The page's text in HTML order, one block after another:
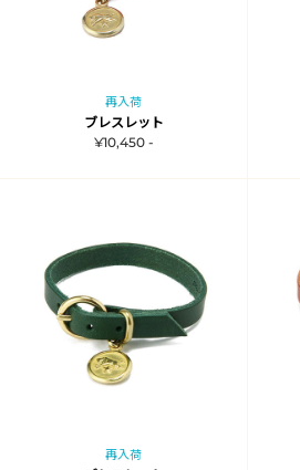
再入荷
ブレスレット
¥10,450 -
再入荷